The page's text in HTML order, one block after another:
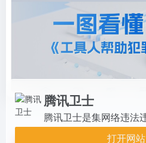
腾讯卫士
打开网站